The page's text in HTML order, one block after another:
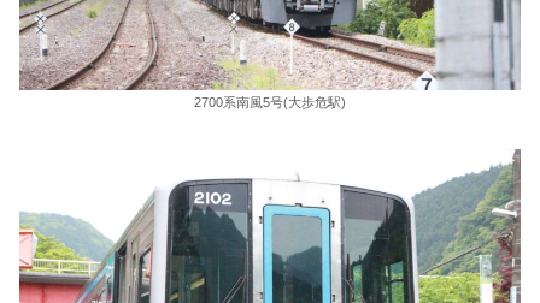
2700系南風5号(大歩危駅)